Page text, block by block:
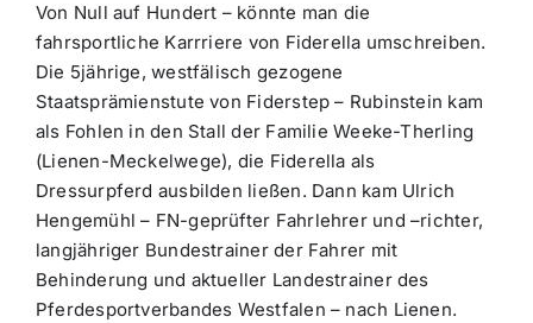
Von Null auf Hundert – könnte man die
fahrsportliche Karrriere von Fiderella umschreiben.
Die 5jährige, westfälisch gezogene
Staatsprämienstute von Fiderstep – Rubinstein kam
als Fohlen in den Stall der Familie Weeke-Therling
(Lienen-Meckelwege), die Fiderella als
Dressurpferd ausbilden ließen. Dann kam Ulrich
Hengemühl – FN-geprüfter Fahrlehrer und –richter,
langjähriger Bundestrainer der Fahrer mit
Behinderung und aktueller Landestrainer des
Pferdesportverbandes Westfalen – nach Lienen.